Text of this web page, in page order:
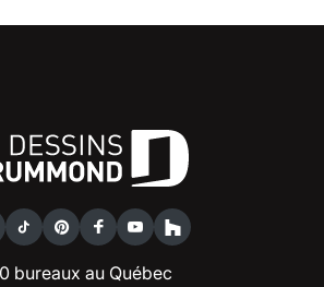
bureaux au Québec